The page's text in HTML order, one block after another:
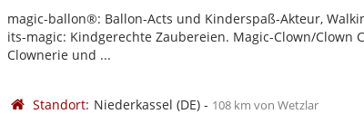
magic-ballon®: Ballon-Acts und Kinderspaß-Akteur,
its-magic: Kindgerechte Zaubereien. Magic-Clown/Clown
Clownerie und ...
Standort: Niederkassel (DE)- 108 km von Wetzlar